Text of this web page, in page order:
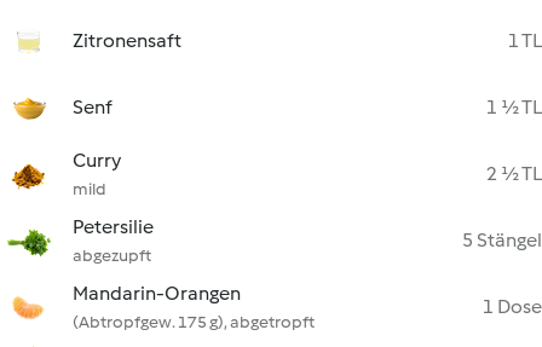
Zitronensaft 1 TL
Senf 1 ½ TL
Curry
mild
2 ½ TL
Petersilie
abgezupft
5 Stängel
Mandarin-Orangen
(Abtropfgew. 175 g), abgetropft
1 Dose